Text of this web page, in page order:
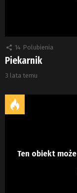
14 Polubienia
Piekarnik
3 lata temu
Ten obiekt